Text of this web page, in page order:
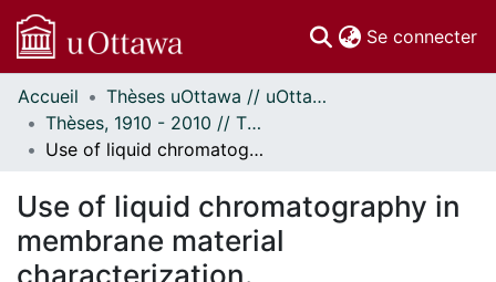
Se connecter
Communautés
et collections
Parcourir
À propos
Accueil
Thèses uOttawa // uOttawa Theses
Thèses, 1910 - 2010 // Theses, 1910 - 2010
Use of liquid chromatography in membrane material characterization.
Use of liquid chromatography in
membrane material
characterization.